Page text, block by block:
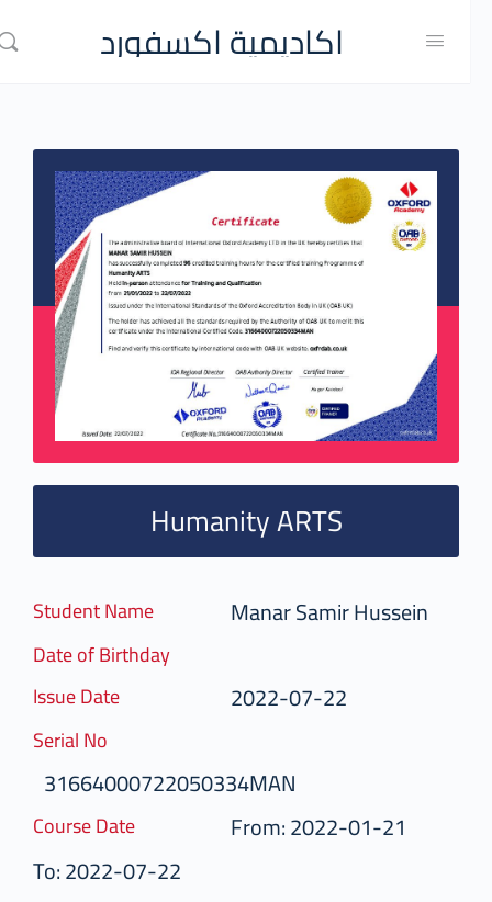
اكاديمية اكسفورد
Humanity ARTS
Student Name Manar Samir Hussein
Date of Birthday
Issue Date
2022-07-22
Serial No
31664000722050334MAN
Course Date
From: 2022-01-21
To: 2022-07-22